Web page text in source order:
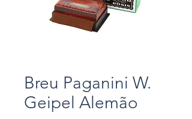
Breu Paganini W.
Geipel Alemão